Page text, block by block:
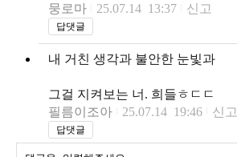
뭉로마
25.07.14 13:37 신고
답댓글
내 거친 생각과 불안한 눈빛과
그걸 지켜보는 너. 희들ㅎㄷㄷ
필름이조아
25.07.14 19:46 신고
답댓글